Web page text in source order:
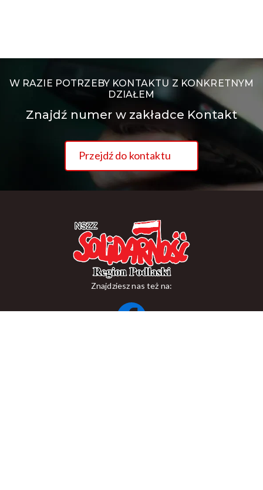
W RAZIE POTRZEBY KONTAKTU Z KONKRETNYM
DZIAŁEM
Znajdź numer w zakładce Kontakt
Przejdź do kontaktu
Znajdziesz nas też na: